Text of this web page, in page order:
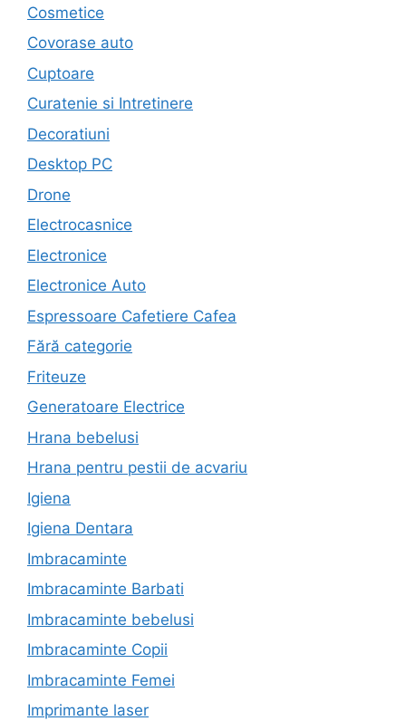
Cosmetice
Covorase auto
Cuptoare
Curatenie si Intretinere
Decoratiuni
Desktop PC
Drone
Electrocasnice
Electronice
Electronice Auto
Espressoare Cafetiere Cafea
Fără categorie
Friteuze
Generatoare Electrice
Hrana bebelusi
Hrana pentru pestii de acvariu
Igiena
Igiena Dentara
Imbracaminte
Imbracaminte Barbati
Imbracaminte bebelusi
Imbracaminte Copii
Imbracaminte Femei
Imprimante laser